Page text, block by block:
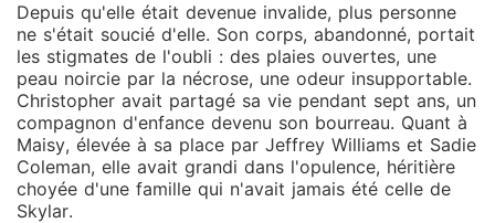
Depuis qu'elle était devenue invalide, plus personne
ne s'était soucié d'elle. Son corps, abandonné, portait
les stigmates de l'oubli : des plaies ouvertes, une
peau noircie par la nécrose, une odeur insupportable.
Christopher avait partagé sa vie pendant sept ans, un
compagnon d'enfance devenu son bourreau. Quant à
Maisy, élevée à sa place par Jeffrey Williams et Sadie
Coleman, elle avait grandi dans l'opulence, héritière
choyée d'une famille qui n'avait jamais été celle de
Skylar.